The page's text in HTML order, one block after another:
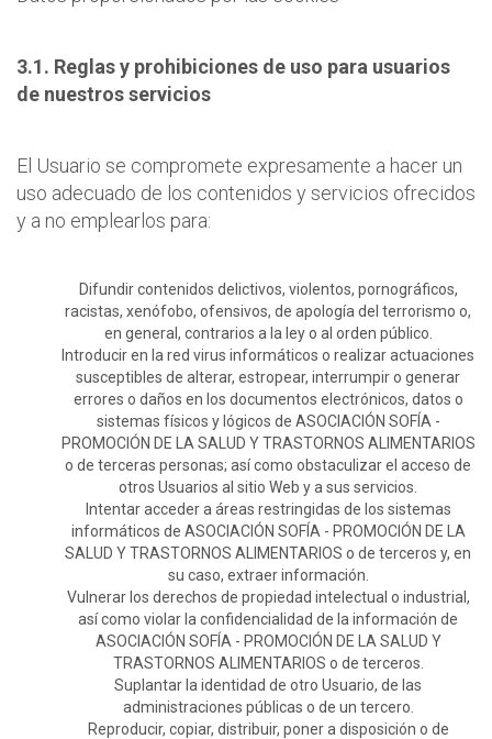
3.1. Reglas y prohibiciones de uso para usuarios
de nuestros servicios
El Usuario se compromete expresamente a hacer un
uso adecuado de los contenidos y servicios ofrecidos
y a no emplearlos para:
Difundir contenidos delictivos, violentos, pornográficos,
racistas, xenófobo, ofensivos, de apología del terrorismo o,
en general, contrarios a la ley o al orden público.
Introducir en la red virus informáticos o realizar actuaciones
susceptibles de alterar, estropear, interrumpir o generar
errores o daños en los documentos electrónicos, datos o
sistemas físicos y lógicos de ASOCIACIÓN SOFÍA -
PROMOCIÓN DE LA SALUD Y TRASTORNOS ALIMENTARIOS
o de terceras personas; así como obstaculizar el acceso de
otros Usuarios al sitio Web y a sus servicios.
Intentar acceder a áreas restringidas de los sistemas
informáticos de ASOCIACIÓN SOFÍA - PROMOCIÓN DE LA
SALUD Y TRASTORNOS ALIMENTARIOS o de terceros y, en
su caso, extraer información.
Vulnerar los derechos de propiedad intelectual o industrial,
así como violar la confidencialidad de la información de
ASOCIACIÓN SOFÍA - PROMOCIÓN DE LA SALUD Y
TRASTORNOS ALIMENTARIOS o de terceros.
Suplantar la identidad de otro Usuario, de las
administraciones públicas o de un tercero.
Reproducir, copiar, distribuir, poner a disposición o de